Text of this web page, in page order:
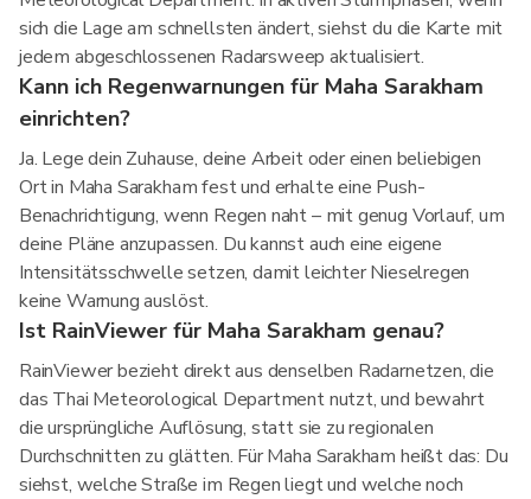
sich die Lage am schnellsten ändert, siehst du die Karte mit
jedem abgeschlossenen Radarsweep aktualisiert.
Kann ich Regenwarnungen für Maha Sarakham
einrichten?
Ja. Lege dein Zuhause, deine Arbeit oder einen beliebigen
Ort in Maha Sarakham fest und erhalte eine Push-
Benachrichtigung, wenn Regen naht – mit genug Vorlauf, um
deine Pläne anzupassen. Du kannst auch eine eigene
Intensitätsschwelle setzen, damit leichter Nieselregen
keine Warnung auslöst.
Ist RainViewer für Maha Sarakham genau?
RainViewer bezieht direkt aus denselben Radarnetzen, die
das Thai Meteorological Department nutzt, und bewahrt
die ursprüngliche Auflösung, statt sie zu regionalen
Durchschnitten zu glätten. Für Maha Sarakham heißt das: Du
siehst, welche Straße im Regen liegt und welche noch